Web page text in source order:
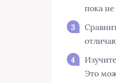
пока
Это